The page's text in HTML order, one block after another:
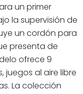
un primer
la supervisión de
un cordón para
presenta de
ofrece 9
juegos al aire libre
La colección